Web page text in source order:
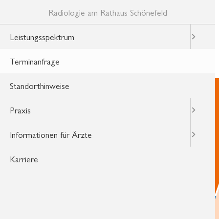
Radiologie am Rathaus Schönefeld
Leistungsspektrum
Terminanfrage
Standorthinweise
Praxis
Informationen für Ärzte
Karriere